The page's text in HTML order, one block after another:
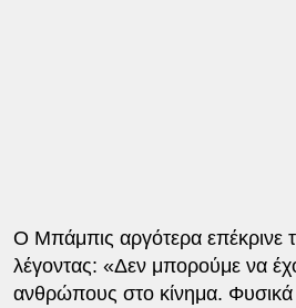
Ο Μπάμπις αργότερα επέκρινε
λέγοντας: «Δεν μπορούμε να
ανθρώπους στο κίνημα.